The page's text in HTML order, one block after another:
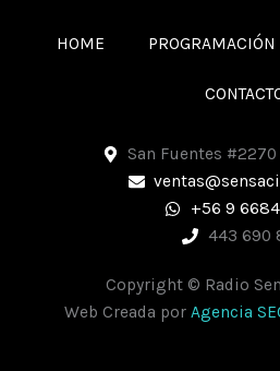
e
k
t
g
a
m
HOME PROGRAMACIÓN
San Fuentes
+56 9
443 690
Copyright © Radio
Web Creada por Agencia